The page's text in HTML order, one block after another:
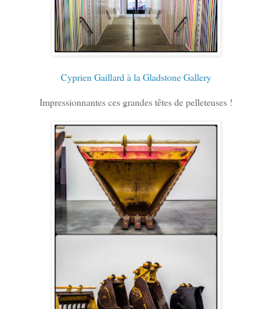
Cyprien Gaillard à la Gladstone Gallery
Impressionnantes ces grandes têtes de pelleteuses !